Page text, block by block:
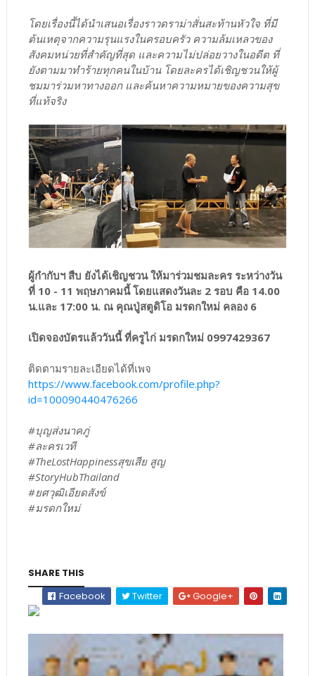
โดยเรื่องนี้ได้นำเสนอเรื่องราวดราม่าสั่นสะท้านหัวใจ ที่มี
ต้นเหตุจากความรุนแรงในครอบครัว ความล้มเหลวของ
สังคมหน่วยที่สำคัญที่สุด และความไม่ปล่อยวางในอดีต ที่
ยังตามมาทำร้ายทุกคนในบ้าน โดยละครได้เชิญชวนให้ผู้
ชมมาร่วมหาทางออก และค้นหาความหมายของความสุข
ที่แท้จริง
ผู้กำกับฯ สืบ ยังได้เชิญชวน ให้มาร่วมชมละคร ระหว่างวัน
ที่ 10 - 11 พฤษภาคมนี้ โดยแสดงวันละ 2 รอบ คือ 14.00
น.และ 17:00 น. ณ คุณปู่สตูดิโอ มรดกใหม่ คลอง 6
เปิดจองบัตรแล้ววันนี้ ที่ครูไก่ มรดกใหม่ 0997429367
ติดตามรายละเอียดได้ที่เพจ
https://www.facebook.com/profile.php?
id=100090440476266
#บุญส่งนาคภู่
#ละครเวที
#TheLostHappinessสุขเสีย สูญ
#StoryHubThailand
#ยศวุฒิเอียดสังข์
#มรดกใหม่
SHARE THIS
Facebook
Twitter Google+